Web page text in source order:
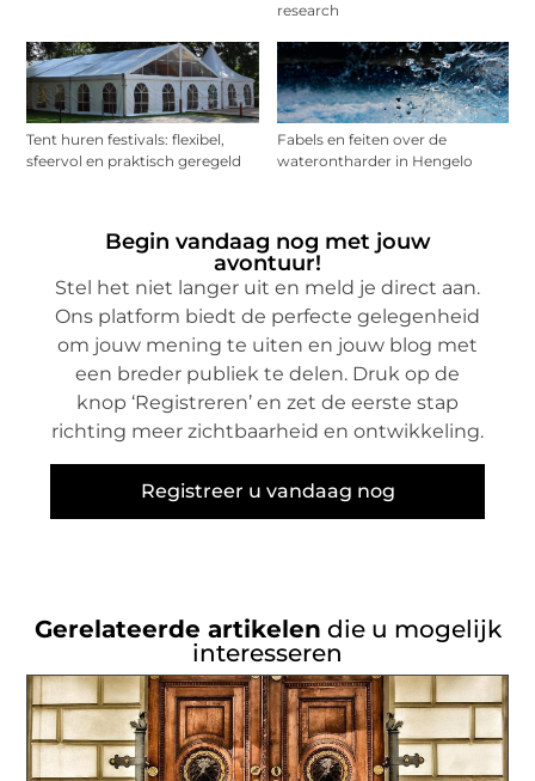
research
Tent huren festivals: flexibel,
sfeervol en praktisch geregeld
Fabels en feiten over de
waterontharder in Hengelo
Begin vandaag nog met jouw
avontuur!
Stel het niet langer uit en meld je direct aan.
Ons platform biedt de perfecte gelegenheid
om jouw mening te uiten en jouw blog met
een breder publiek te delen. Druk op de
knop ‘Registreren’ en zet de eerste stap
richting meer zichtbaarheid en ontwikkeling.
Registreer u vandaag nog
Gerelateerde artikelen die u mogelijk
interesseren